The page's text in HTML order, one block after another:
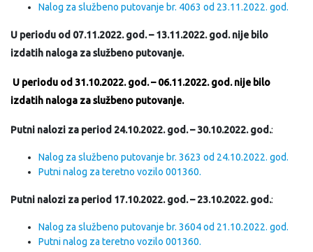
Nalog za službeno putovanje br. 4063 od 23.11.2022. god.
U periodu od 07.11.2022. god. – 13.11.2022. god. nije bilo
izdatih naloga za službeno putovanje.
U periodu od 31.10.2022. god. – 06.11.2022. god. nije bilo
izdatih naloga za službeno putovanje.
Putni nalozi za period 24.10.2022. god. – 30.10.2022. god.:
Nalog za službeno putovanje br. 3623 od 24.10.2022. god.
Putni nalog za teretno vozilo 001360.
Putni nalozi za period 17.10.2022. god. – 23.10.2022. god.:
Nalog za službeno putovanje br. 3604 od 21.10.2022. god.
Putni nalog za teretno vozilo 001360.